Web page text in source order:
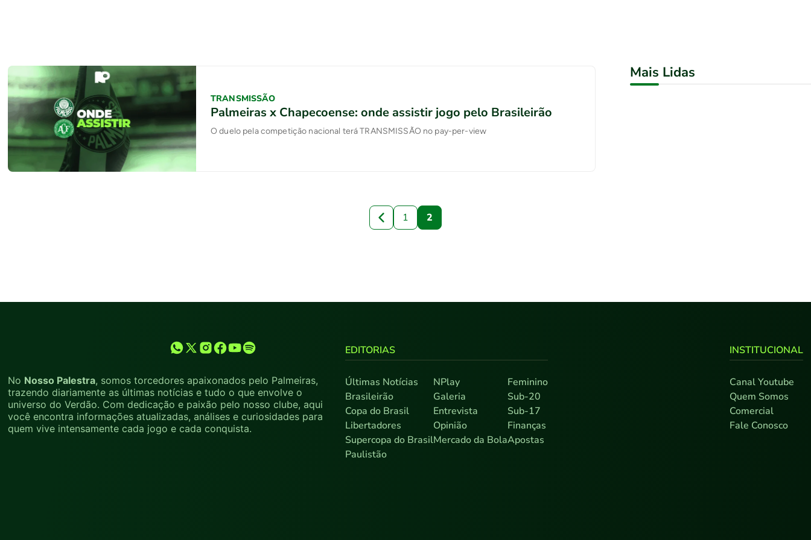
TRANSMISSÃO
Palmeiras x Chapecoense: onde assistir jogo pelo Brasileirão
O duelo pela competição nacional terá TRANSMISSÃO no pay-per-view
Mais Lidas
1 2
No Nosso Palestra, somos torcedores apaixonados pelo Palmeiras,
trazendo diariamente as últimas notícias e tudo o que envolve o
universo do Verdão. Com dedicação e paixão pelo nosso clube, aqui
você encontra informações atualizadas, análises e curiosidades para
quem vive intensamente cada jogo e cada conquista.
EDITORIAS
Últimas Notícias
Brasileirão
Copa do Brasil
Libertadores
Supercopa do Brasil
Paulistão
NPlay
Galeria
Entrevista
Opinião
Mercado da Bola
Feminino
Sub-20
Sub-17
Finanças
Apostas
INSTITUCIONAL
Canal Youtube
Quem Somos
Comercial
Fale Conosco